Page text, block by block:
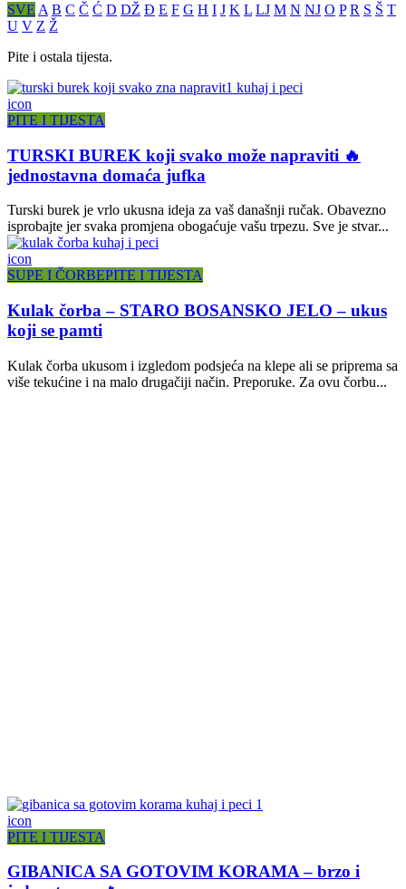
SVE A B C Č Ć D DŽ Đ E F G H I J K L LJ M N NJ O P R S Š T
U V Z Ž
Pite i ostala tijesta.
icon
PITE I TIJESTA
TURSKI BUREK koji svako može napraviti 🔥
jednostavna domaća jufka
Turski burek je vrlo ukusna ideja za vaš današnji ručak. Obavezno
isprobajte jer svaka promjena obogaćuje vašu trpezu. Sve je stvar...
icon
SUPE I ČORBEPITE I TIJESTA
Kulak čorba – STARO BOSANSKO JELO – ukus
koji se pamti
Kulak čorba ukusom i izgledom podsjeća na klepe ali se priprema sa
više tekućine i na malo drugačiji način. Preporuke. Za ovu čorbu...
icon
PITE I TIJESTA
GIBANICA SA GOTOVIM KORAMA – brzo i